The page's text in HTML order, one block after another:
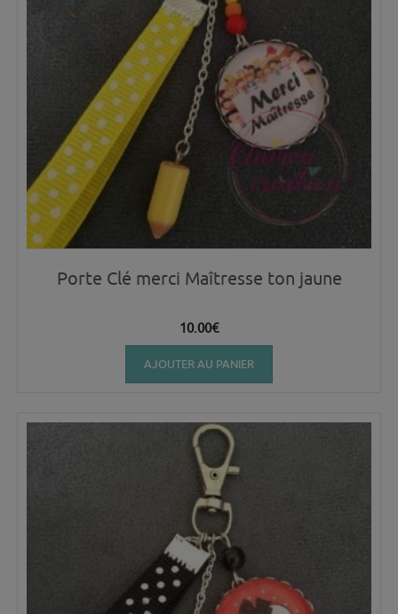
Porte Clé merci Maîtresse ton jaune
10.00€
AJOUTER AU PANIER